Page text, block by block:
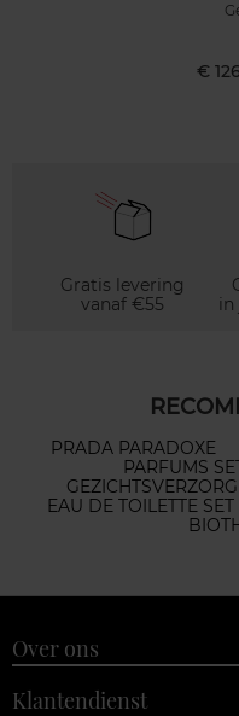
€
Gratis levering
vanaf €55
in
PRADA PARADOXE
PARFUMS
EAU DE TOILETTE SET
Over ons
Klantendienst